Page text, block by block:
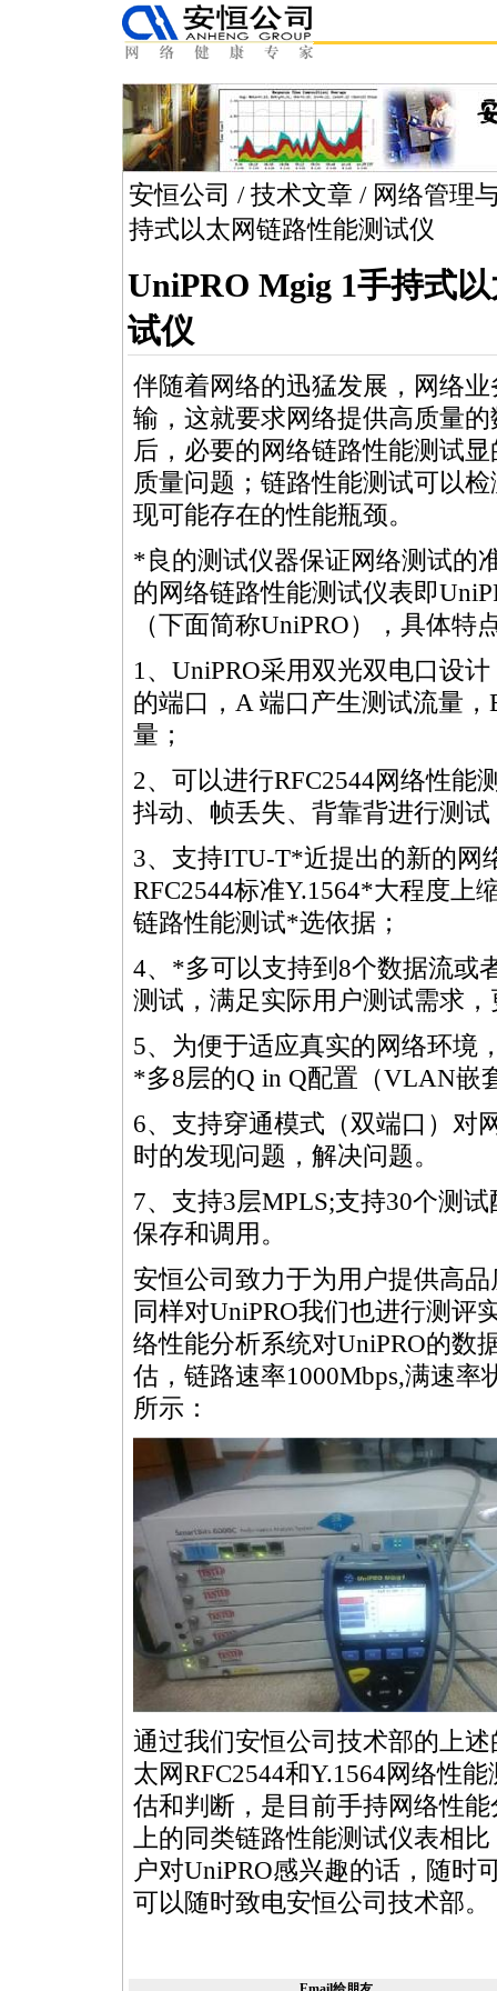
安恒公司 / 技术文章 / 网络管理
持式以太网链路性能测试仪
UniPRO Mgig 1手持式
试仪
伴随着网络的迅猛发展，网络
输，这就要求网络提供高质量
后，必要的网络链路性能测试
质量问题；链路性能测试可以
现可能存在的性能瓶颈。
*良的测试仪器保证网络测试的
的网络链路性能测试仪表即
（下面简称UniPRO），具体特
1、UniPRO采用双光双电口设
的端口，A 端口产生测试流量
量；
2、可以进行RFC2544网络性能
抖动、帧丢失、背靠背进行测试
3、支持ITU-T*近提出的新的网
RFC2544标准Y.1564*大程度上
链路性能测试*选依据；
4、 *多可以支持到8个数据流或
测试，满足实际用户测试需求
5、为便于适应真实的网络环境
*多8层的Q in Q配置（VLAN嵌
6、支持穿通模式（双端口）对
时的发现问题，解决问题。
7、支持3层MPLS;支持30个测
保存和调用。
安恒公司致力于为用户提供高
同样对UniPRO我们也进行测评
络性能分析系统对UniPRO的数
估，链路速率1000Mbps,满速
所示：
通过我们安恒公司技术部的上
太网RFC2544和Y.1564网络性
估和判断，是目前手持网络性
上的同类链路性能测试仪表相
户对UniPRO感兴趣的话，随时
可以随时致电安恒公司技术部。